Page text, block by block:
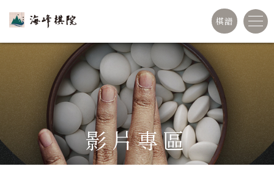
棋譜
影片專區